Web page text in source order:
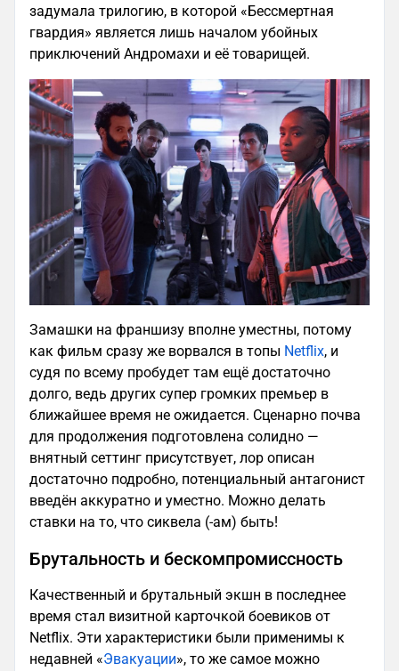
задумала трилогию, в которой «Бессмертная
гвардия» является лишь началом убойных
приключений Андромахи и её товарищей.
Замашки на франшизу вполне уместны, потому
как фильм сразу же ворвался в топы Netflix, и
судя по всему пробудет там ещё достаточно
долго, ведь других супер громких премьер в
ближайшее время не ожидается. Сценарно почва
для продолжения подготовлена солидно —
внятный сеттинг присутствует, лор описан
достаточно подробно, потенциальный антагонист
введён аккуратно и уместно. Можно делать
ставки на то, что сиквела (-ам) быть!
Брутальность и бескомпромиссность
Качественный и брутальный экшн в последнее
время стал визитной карточкой боевиков от
Netflix. Эти характеристики были применимы к
недавней «Эвакуации», то же самое можно